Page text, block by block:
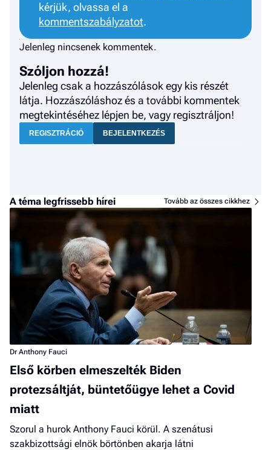
kérjük, olvassa el a
kommentszabályzatot.
Jelenleg nincsenek kommentek.
Szóljon hozzá!
Jelenleg csak a hozzászólások egy kis részét
látja. Hozzászóláshoz és a további kommentek
megtekintéséhez lépjen be, vagy regisztráljon!
REGISZTRÁCIÓ BEJELENTKEZÉS
A téma legfrissebb hírei Tovább az összes cikkhez
Dr Anthony Fauci
Első körben elmeszelték Biden
protezsáltját, büntetőügye lehet a Covid
miatt
Szorul a hurok Anthony Fauci körül. A szenátusi
szakbizottsági elnök börtönben akarja látni